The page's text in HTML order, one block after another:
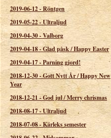
2019-06-12-Röntgen
2019-05-22-Ultraljud
2019-04-30-Valborg
2019-04-18-Glad påsk / Happy Easter
2019-04-17-Parning gjord!
2018-12-30-Gott Nytt År / Happy New
Year
2018-12-21-God jul / Merry chrismas
2018-08-17-Ultraljud
2018-07-08-Kärleks semester